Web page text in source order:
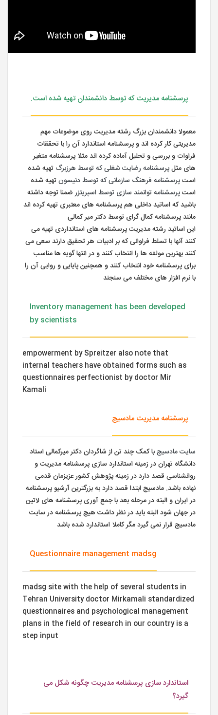
پرسشنامه مدیریت که توسط دانشمندان تهیه شده است.
معمولا دانشمندان بزرگ رشته مدیریت روی موضوعات مهم
مدیریتی کار کرده اند و پرسشنامه استاندارد آن را با تحققات
فراوات و بررسی و تحلیل آماده کرده اند مثلا پرسشنامه متغیر
های مثلپرسشنامه رضایت شغلی که توسط هرزبرگ تهیه شده
استپرسشنامه فرهنگ سازمانی که توسط دنیسون تهیه شده
استپرسشنامه توانمند سازی توسط اسپریتزرضمنا توجه داشته
باشید که اساتید داخلی هم پرسشنامه های معتبری تهیه کرده اند
مانند پرسشنامه کمال گرای توسط دکتر میر کمالی
این اساتید رشته مدیریت پرسشنامه های استانداردی تهیه می
کنند آنها با تسلط فراوانی که بر ادبیات هر تحقیق دارند سعی می
کنند بهترین مولفه ها را انتخاب کنند و در انتها گویه ها مناسب
برای پرسشنامه خود انتخاب کنند و همچنین پایایی و روایی آن را
با نرم افزار های مختلف می سنجند
Inventory management has been developed
by scientists
empowerment by Spreitzer also note that
internal teachers have obtained forms such as
questionnaires perfectionist by doctor Mir
Kamali
پرسشنامه مدیریت مادسیج
سایت مادسیجبا کمک چند تن از شاگردان دکتر میرکمالی استاد
دانشگاه تهران در زمینه استاندارد سازی پرسشنامه مدیریت و
روانشناسی قصد دارد در زمینه پژوهش کشور عزیزمان قدمی
نهاده باشد. مادسیج ابتدا قصد دارد به بزرگترین آرشیو پرسشنامه
در ایران و البته در مرحله بعد با جمع آوری پرسشنامه های لاتین
در جهان شود البته باید در نظر داشت هیچ پرسشنامه در سایت
مادسیج قرار نمی گیرد مگر کاملا استاندارد شده باشد
Questionnaire management madsg
madsg site with the help of several students in
Tehran University doctor Mirkamali standardized
questionnaires and psychological management
plans in the field of research in our country is a
step input
استاندارد سازی پرسشنامه مدیریت چگونه شکل می
گیرد؟